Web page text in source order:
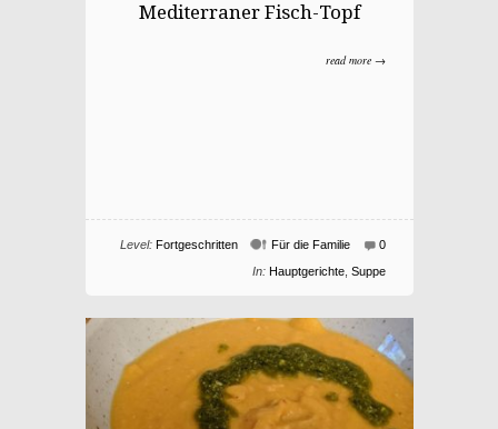
Mediterraner Fisch-Topf
read more →
0
Für die Familie
Level: Fortgeschritten
In: Hauptgerichte, Suppe